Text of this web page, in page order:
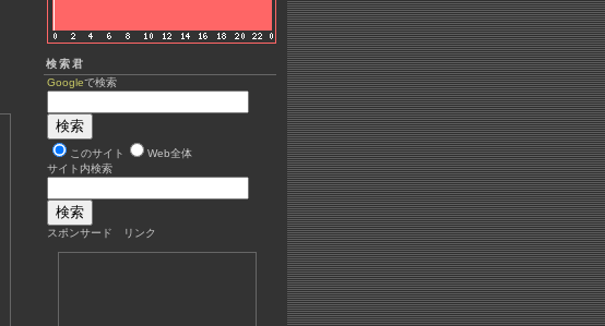
検索君
Googleで検索
このサイト
Web全体
サイト内検索
スポンサード リンク